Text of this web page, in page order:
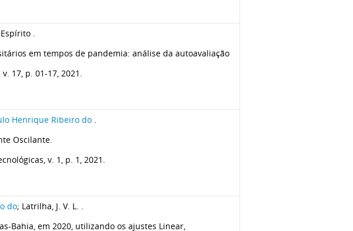
.
em tempos de pandemia: análise da autoavaliação
v. 17, p. 01-17, 2021.
Henrique Ribeiro do
Oscilante.
v. 1, p. 1, 2021.
do; Latrilha, J. V. L. .
Bahia, em 2020, utilizando os ajustes Linear,